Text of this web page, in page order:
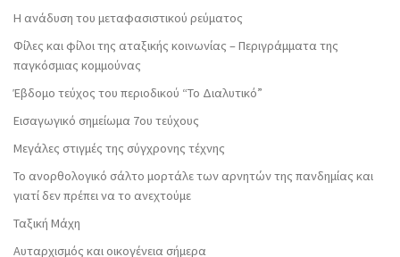
Η ανάδυση του μεταφασιστικού ρεύματος
Φίλες και φίλοι της αταξικής κοινωνίας – Περιγράμματα της
παγκόσμιας κομμούνας
Έβδομο τεύχος του περιοδικού “Το Διαλυτικό”
Εισαγωγικό σημείωμα 7ου τεύχους
Μεγάλες στιγμές της σύγχρονης τέχνης
Το ανορθολογικό σάλτο μορτάλε των αρνητών της πανδημίας και
γιατί δεν πρέπει να το ανεχτούμε
Ταξική Μάχη
Αυταρχισμός και οικογένεια σήμερα